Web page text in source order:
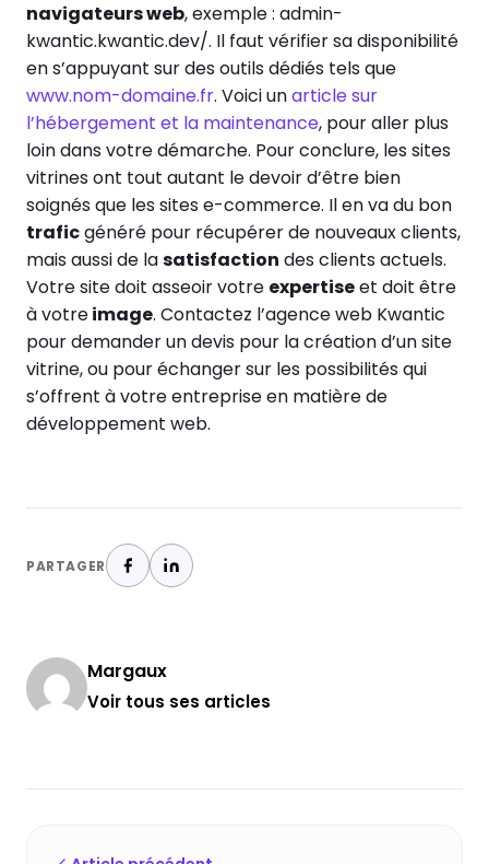
navigateurs web, exemple : admin-
kwantic.kwantic.dev/. Il faut vérifier sa disponibilité
en s’appuyant sur des outils dédiés tels que
www.nom-domaine.fr. Voici unarticle sur
l’hébergement et la maintenance, pour aller plus
loin dans votre démarche. Pour conclure, les sites
vitrines ont tout autant le devoir d’être bien
soignés que les sites e-commerce. Il en va du bon
traficgénéré pour récupérer de nouveaux clients,
mais aussi de lasatisfaction des clients actuels.
Votre site doit asseoir votre expertiseet doit être
à votreimage. Contactez l’agence web Kwantic
pour demander un devis pour la création d’un site
vitrine, ou pour échanger sur les possibilités qui
s’offrent à votre entreprise en matière de
développement web.
PARTAGER
Margaux
Voir tous ses articles